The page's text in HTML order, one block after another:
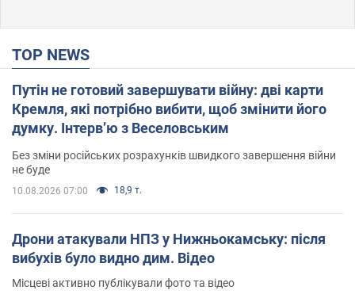
TOP NEWS
Путін не готовий завершувати війну: дві карти
Кремля, які потрібно вибити, щоб змінити його
думку. Інтерв’ю з Веселовським
Без зміни російських розрахунків швидкого завершення війни
не буде
10.08.2026 07:00 18,9 т.
Дрони атакували НПЗ у Нижньокамську: після
вибухів було видно дим. Відео
Місцеві активно публікували фото та відео